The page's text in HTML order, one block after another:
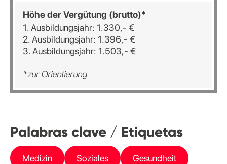
Höhe der Vergütung (brutto)*
1. Ausbildungsjahr: 1.330,- €
2. Ausbildungsjahr: 1.396,- €
3. Ausbildungsjahr: 1.503,- €
*zur Orientierung
Palabras clave / Etiquetas
Medizin Soziales Gesundheit